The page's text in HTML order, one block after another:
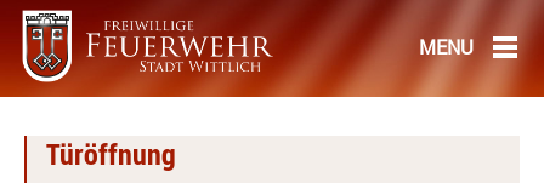
Türöffnung